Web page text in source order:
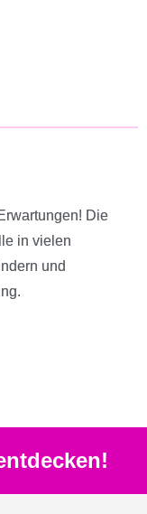
Die
in vielen
und